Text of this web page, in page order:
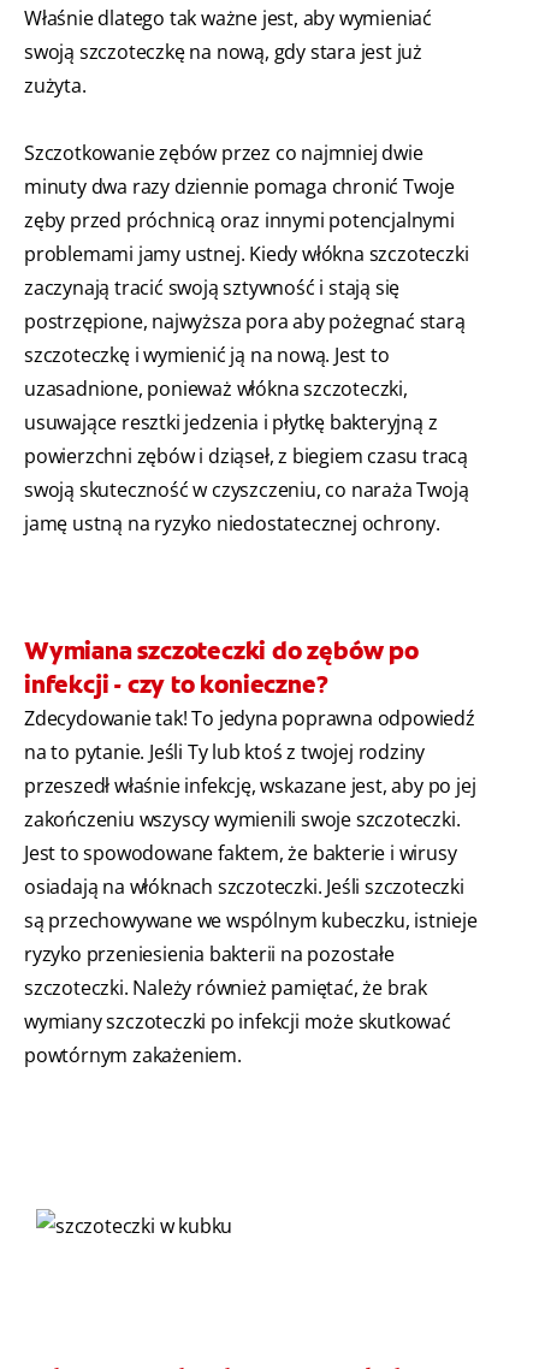
Właśnie dlatego tak ważne jest, aby wymieniać
swoją szczoteczkę na nową, gdy stara jest już
zużyta.
Szczotkowanie zębów przez co najmniej dwie
minuty dwa razy dziennie pomaga chronić Twoje
zęby przed próchnicą oraz innymi potencjalnymi
problemami jamy ustnej. Kiedy włókna szczoteczki
zaczynają tracić swoją sztywność i stają się
postrzępione, najwyższa pora aby pożegnać starą
szczoteczkę i wymienić ją na nową. Jest to
uzasadnione, ponieważ włókna szczoteczki,
usuwające resztki jedzenia i płytkę bakteryjną z
powierzchni zębów i dziąseł, z biegiem czasu tracą
swoją skuteczność w czyszczeniu, co naraża Twoją
jamę ustną na ryzyko niedostatecznej ochrony.
Wymiana szczoteczki do zębów po
infekcji - czy to konieczne?
Zdecydowanie tak! To jedyna poprawna odpowiedź
na to pytanie. Jeśli Ty lub ktoś z twojej rodziny
przeszedł właśnie infekcję, wskazane jest, aby po jej
zakończeniu wszyscy wymienili swoje szczoteczki.
Jest to spowodowane faktem, że bakterie i wirusy
osiadają na włóknach szczoteczki. Jeśli szczoteczki
są przechowywane we wspólnym kubeczku, istnieje
ryzyko przeniesienia bakterii na pozostałe
szczoteczki. Należy również pamiętać, że brak
wymiany szczoteczki po infekcji może skutkować
powtórnym zakażeniem.